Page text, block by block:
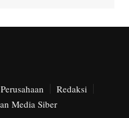
Redaksi
Media Siber